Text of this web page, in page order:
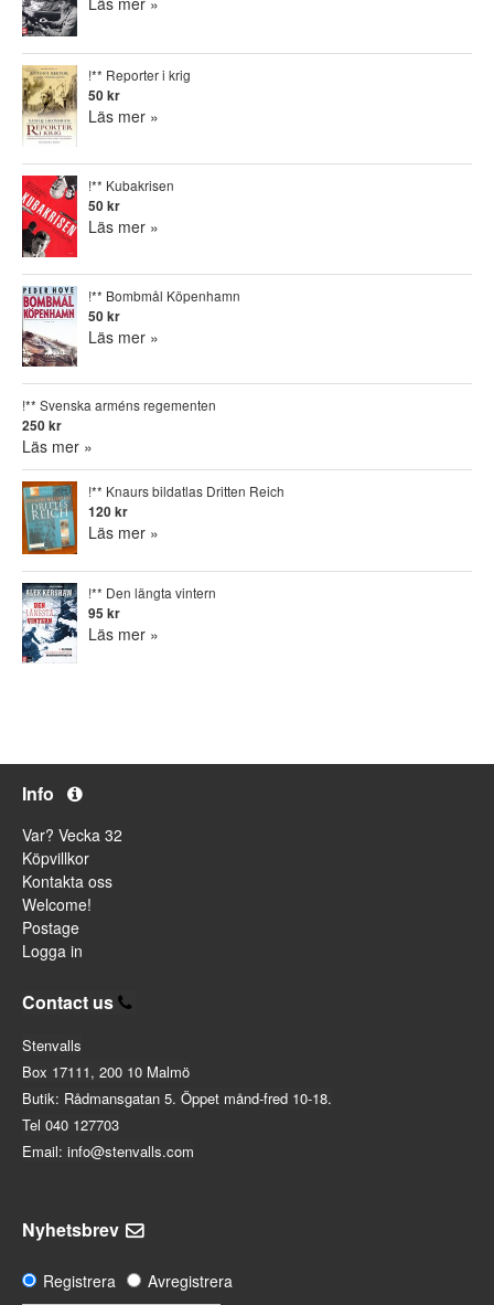
!** Reporter i krig
50 kr
Läs mer »
!** Kubakrisen
50 kr
Läs mer »
!** Bombmål Köpenhamn
50 kr
Läs mer »
!** Svenska arméns regementen
250 kr
Läs mer »
!** Knaurs bildatlas Dritten Reich
120 kr
Läs mer »
!** Den längta vintern
95 kr
Läs mer »
Info
Var? Vecka 32
Köpvillkor
Kontakta oss
Welcome!
Postage
Logga in
Contact us
Stenvalls
Box 17111, 200 10 Malmö
Butik: Rådmansgatan 5. Öppet månd-fred 10-18.
Tel 040 127703
Email: info@stenvalls.com
Nyhetsbrev
Registrera Avregistrera